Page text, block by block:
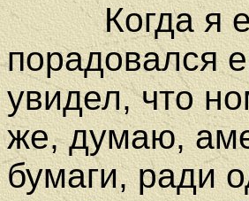
Когда я его
порадовался
увидел, что
же, думаю,
бумаги, ради